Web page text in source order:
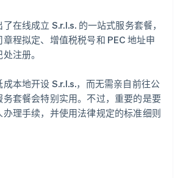
在线成立 S.r.l.s. 的一站式服务套餐，
程拟定、增值税税号和 PEC 地址申
注册。
本地开设 S.r.l.s.，而无需亲自前往公
套餐会特别实用。不过，重要的是要
理手续，并使用法律规定的标准细则